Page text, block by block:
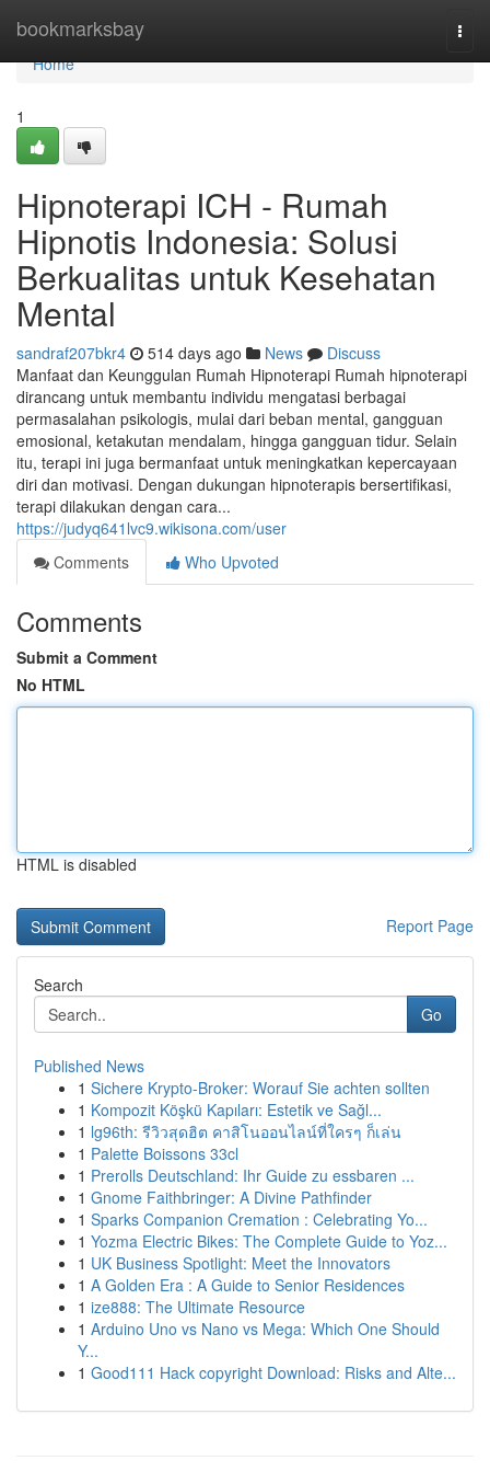
bookmarksbay
Home
Home
1
Hipnoterapi ICH - Rumah
Hipnotis Indonesia: Solusi
Berkualitas untuk Kesehatan
Mental
sandraf207bkr4 514 days ago News
Discuss
Manfaat dan Keunggulan Rumah Hipnoterapi Rumah hipnoterapi
dirancang untuk membantu individu mengatasi berbagai
permasalahan psikologis, mulai dari beban mental, gangguan
emosional, ketakutan mendalam, hingga gangguan tidur. Selain
itu, terapi ini juga bermanfaat untuk meningkatkan kepercayaan
diri dan motivasi. Dengan dukungan hipnoterapis bersertifikasi,
terapi dilakukan dengan cara...
https://judyq641lvc9.wikisona.com/user
Comments
Who Upvoted
Comments
Submit a Comment
No HTML
HTML is disabled
Report Page
Search
Go
Published News
1 Sichere Krypto-Broker: Worauf Sie achten sollten
1 Kompozit Köşkü Kapıları: Estetik ve Sağl...
1 lg96th: รีวิวสุดฮิต คาสิโนออนไลน์ที่ใครๆ ก็เล่น
1 Palette Boissons 33cl
1 Prerolls Deutschland: Ihr Guide zu essbaren ...
1 Gnome Faithbringer: A Divine Pathfinder
1 Sparks Companion Cremation : Celebrating Yo...
1 Yozma Electric Bikes: The Complete Guide to Yoz...
1 UK Business Spotlight: Meet the Innovators
1 A Golden Era : A Guide to Senior Residences
1 ize888: The Ultimate Resource
1 Arduino Uno vs Nano vs Mega: Which One Should
Y...
1 Good111 Hack copyright Download: Risks and Alte...